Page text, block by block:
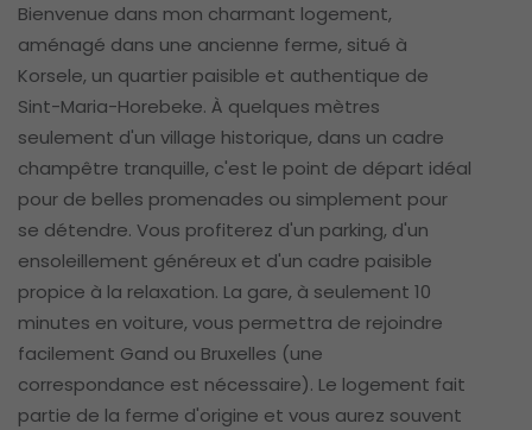
Bienvenue dans mon charmant logement,
aménagé dans une ancienne ferme, situé à
Korsele, un quartier paisible et authentique de
Sint-Maria-Horebeke. À quelques mètres
seulement d'un village historique, dans un cadre
champêtre tranquille, c'est le point de départ idéal
pour de belles promenades ou simplement pour
se détendre. Vous profiterez d'un parking, d'un
ensoleillement généreux et d'un cadre paisible
propice à la relaxation. La gare, à seulement 10
minutes en voiture, vous permettra de rejoindre
facilement Gand ou Bruxelles (une
correspondance est nécessaire). Le logement fait
partie de la ferme d'origine et vous aurez souvent